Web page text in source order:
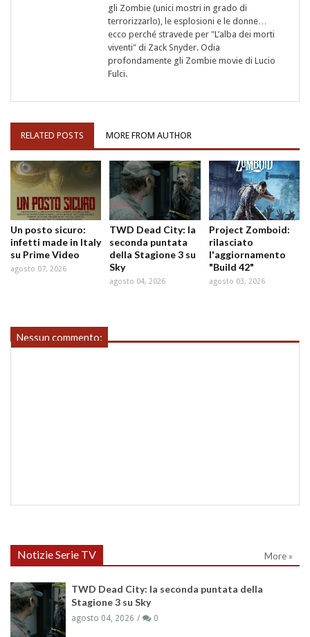
gli Zombie (unici mostri in grado di
terrorizzarlo), le esplosioni e le donne…
ecco perché stravede per "L’alba dei morti
viventi" di Zack Snyder. Odia
profondamente gli Zombie movie di Lucio
Fulci.
RELATED POSTS MORE FROM AUTHOR
Un posto sicuro:
infetti made in Italy
su Prime Video
agosto 07, 2026
TWD Dead City: la
seconda puntata
della Stagione 3 su
Sky
agosto 04, 2026
Project Zomboid:
rilasciato
l'aggiornamento
"Build 42"
agosto 03, 2026
Nessun commento:
Notizie Serie TV More »
TWD Dead City: la seconda puntata della
Stagione 3 su Sky
agosto 04, 2026 0